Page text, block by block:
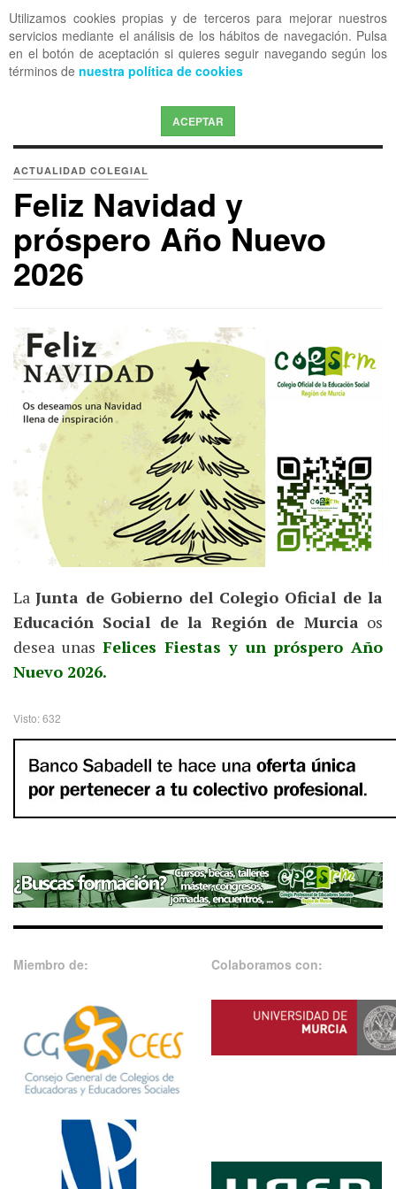
Utilizamos cookies propias y de terceros para mejorar nuestros
servicios mediante el análisis de los hábitos de navegación. Pulsa
en el botón de aceptación si quieres seguir navegando según los
términos de nuestra política de cookies
ACEPTAR
OFF CANVAS
ACTUALIDAD COLEGIAL
Feliz Navidad y
próspero Año Nuevo
2026
LaJunta de Gobierno del Colegio Oficial de la
Educación Social de la Región de Murcia os
desea unas Felices Fiestas y un próspero Año
Nuevo 2026.
Visto: 632
Miembro de: Colaboramos con: